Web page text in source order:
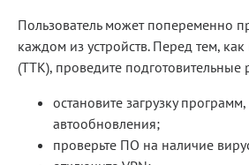
Пользователь может попеременно
каждом из устройств. Перед тем, как
(TTK), проведите подготовительные
остановите загрузку
автообновления;
проверьте ПО на наличие